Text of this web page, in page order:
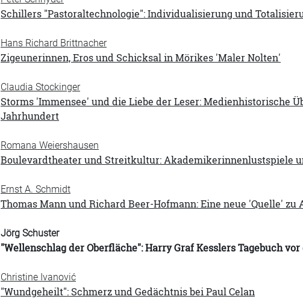
Schillers "Pastoraltechnologie": Individualisierung und
Hans Richard Brittnacher
Zigeunerinnen, Eros und Schicksal in Mörikes 'Maler Nolten'
Claudia Stockinger
Storms 'Immensee' und die Liebe der Leser: Medienhistorische
Jahrhundert
Romana Weiershausen
Boulevardtheater und Streitkultur: Akademikerinnenlustspiele
Ernst A. Schmidt
Thomas Mann und Richard Beer-Hofmann: Eine neue 'Quelle'
Jörg Schuster
"Wellenschlag der Oberfläche": Harry Graf Kesslers Tagebuch
Christine Ivanović
"Wundgeheilt": Schmerz und Gedächtnis bei Paul Celan